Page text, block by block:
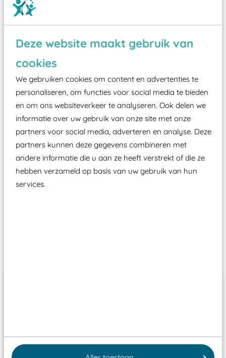
Deze website maakt gebruik van
cookies
We gebruiken cookies om content en advertenties te
personaliseren, om functies voor social media te bieden
en om ons websiteverkeer te analyseren. Ook delen we
informatie over uw gebruik van onze site met onze
partners voor social media, adverteren en analyse. Deze
partners kunnen deze gegevens combineren met
andere informatie die u aan ze heeft verstrekt of die ze
hebben verzameld op basis van uw gebruik van hun
services.
Wist je dat:
Vanaf een valhoogte van 1,5 meter een speciale
valondergrond onder speeltoestellen verplicht is
zoals kunstgras, rubber tegels of boomschors?
Elk speeltoestel in de openbare ruimte voorzien
moet zijn van een typekeuring, -plaatje en
certificering, uitgegeven door een Nederlands
aangewezen keuringsinstantie?
Wij ook speeltoestellen kunnen laten keuren zodat